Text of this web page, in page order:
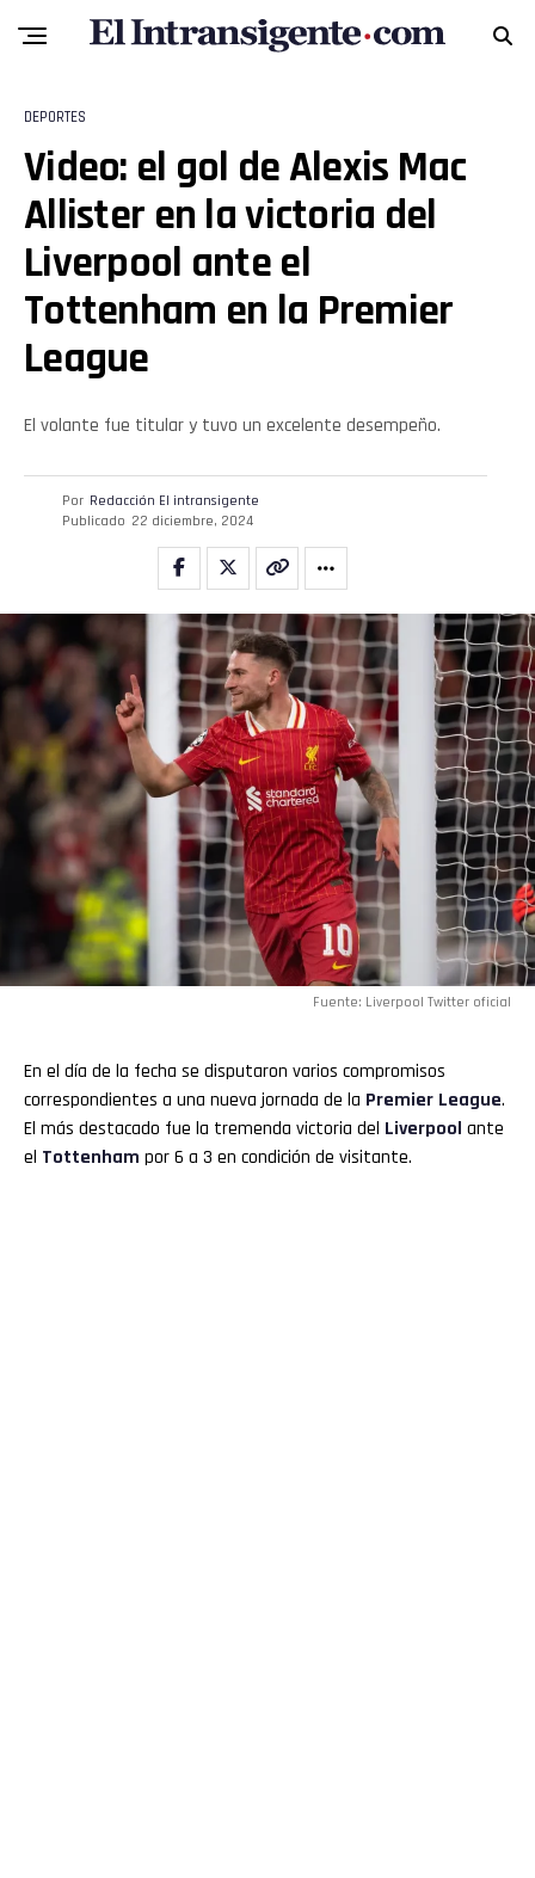
DEPORTES
Video: el gol de Alexis Mac
Allister en la victoria del
Liverpool ante el
Tottenham en la Premier
League
El volante fue titular y tuvo un excelente desempeño.
Por Redacción El intransigente
Publicado 22 diciembre, 2024
Fuente: Liverpool Twitter oficial
En el día de la fecha se disputaron varios compromisos
correspondientes a una nueva jornada de la Premier League.
El más destacado fue la tremenda victoria del Liverpool ante
el Tottenham por 6 a 3 en condición de visitante.